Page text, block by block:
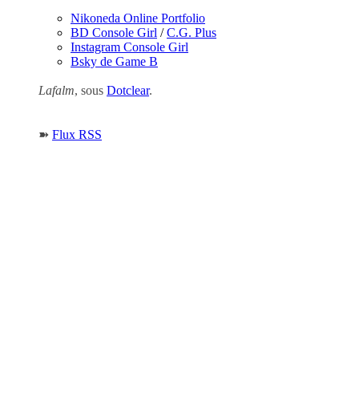
Nikoneda Online Portfolio
BD Console Girl /C.G. Plus
Instagram Console Girl
Bsky de Game B
Lafalm, sous Dotclear.
➽ Flux RSS